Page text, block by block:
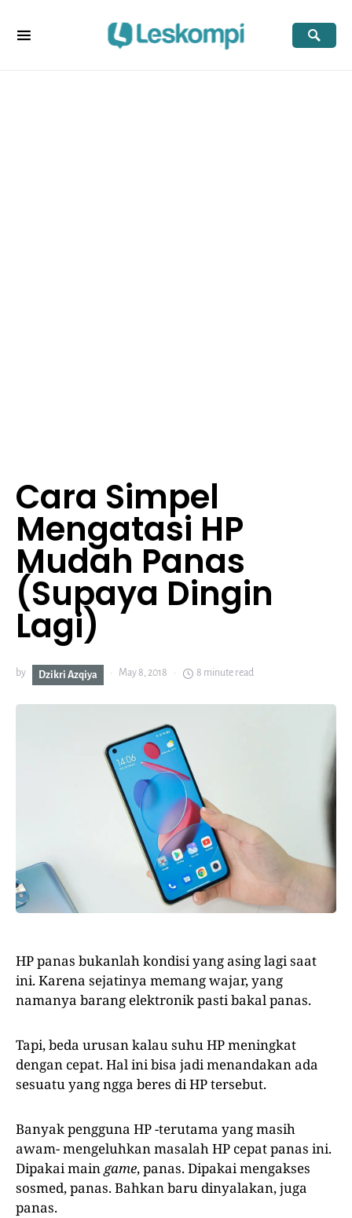
Cara Simpel
Mengatasi HP
Mudah Panas
(Supaya Dingin
Lagi)
by Dzikri Azqiya May 8, 2018 8 minute read
HP panas bukanlah kondisi yang asing lagi saat
ini. Karena sejatinya memang wajar, yang
namanya barang elektronik pasti bakal panas.
Tapi, beda urusan kalau suhu HP meningkat
dengan cepat. Hal ini bisa jadi menandakan ada
sesuatu yang ngga beres di HP tersebut.
Banyak pengguna HP -terutama yang masih
awam- mengeluhkan masalah HP cepat panas ini.
Dipakai main game, panas. Dipakai mengakses
sosmed, panas. Bahkan baru dinyalakan, juga
panas.